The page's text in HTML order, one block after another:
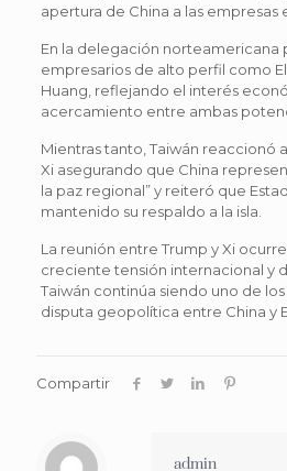
apertura de China a las empresas
En la delegación norteamericana
empresarios de alto perfil como
Huang, reflejando el interés
acercamiento entre ambas
Mientras tanto, Taiwán reaccionó
Xi asegurando que China
la paz regional” y reiteró que
mantenido su respaldo a la isla.
La reunión entre Trump y Xi
creciente tensión internacional y
Taiwán continúa siendo uno de
disputa geopolítica entre China y
Compartir
admin